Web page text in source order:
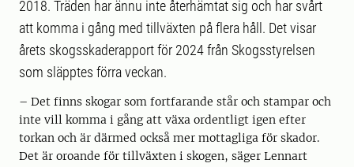
2018. Träden har ännu inte återhämtat sig och har svårt
att komma i gång med tillväxten på flera håll. Det visar
årets skogsskaderapport för 2024 från Skogsstyrelsen
som släpptes förra veckan.
– Det finns skogar som fortfarande står och stampar och
inte vill komma i gång att växa ordentligt igen efter
torkan och är därmed också mer mottagliga för skador.
Det är oroande för tillväxten i skogen, säger Lennart